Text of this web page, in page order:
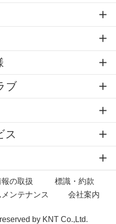
ブ
ス
の取扱
標識・約款
ンテナンス 会社案内
by KNT Co.,Ltd.